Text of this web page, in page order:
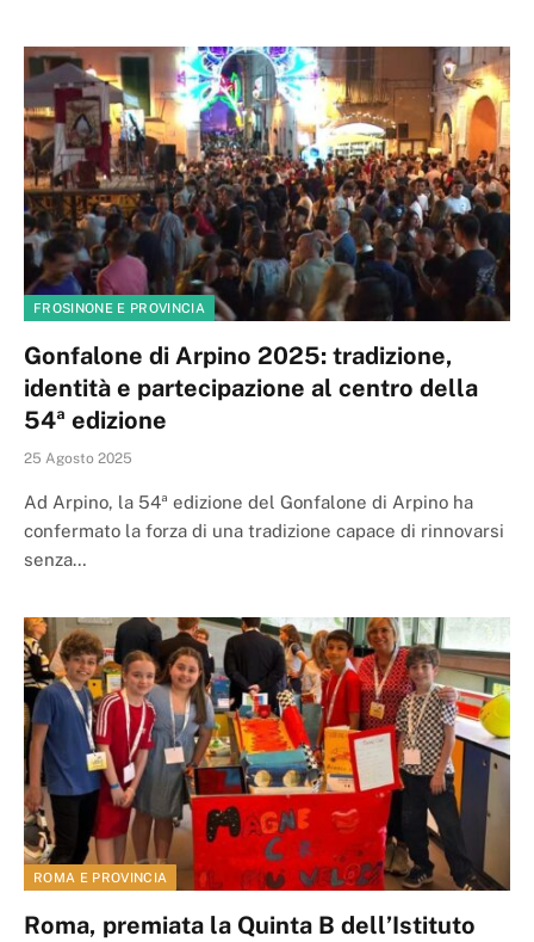
FROSINONE E PROVINCIA
Gonfalone di Arpino 2025: tradizione,
identità e partecipazione al centro della
54ª edizione
25 Agosto 2025
Ad Arpino, la 54ª edizione del Gonfalone di Arpino ha
confermato la forza di una tradizione capace di rinnovarsi
senza…
ROMA E PROVINCIA
Roma, premiata la Quinta B dell’Istituto